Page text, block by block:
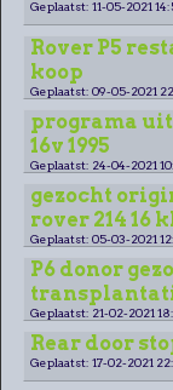
Geplaatst: 11-05-2021
Rover P5
koop
Geplaatst: 09-05-2021
programa
16v 1995
Geplaatst: 24-04-2021
gezocht
rover 214 16
Geplaatst: 05-03-2021
P6 donor
Geplaatst: 21-02-2021
Rear door
Geplaatst: 17-02-2021